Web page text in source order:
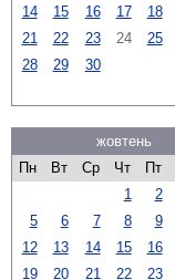
14
15 16 17 18
21
22 23 24 25
28
29 30
жовтень
Пн
Вт Ср Чт Пт
1
2
5
6 7 8 9
12
13 14 15 16
19
20 21 22 23